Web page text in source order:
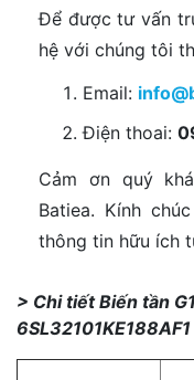
Để được tư vấn
hệ với chúng tôi
Email:
Điện thoai:
Cảm ơn quý
Batiea. Kính
thông tin hữu ích
> Chi tiết Biến tần
6SL32101KE188AF1